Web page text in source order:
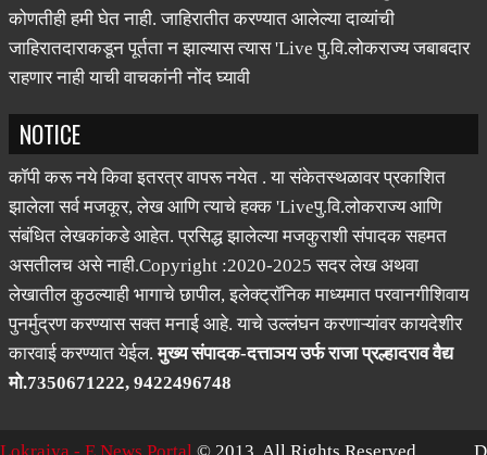
कोणतीही हमी घेत नाही. जाहिरातीत करण्यात आलेल्या दाव्यांची
जाहिरातदाराकडून पूर्तता न झाल्यास त्यास 'Live पु.वि.लोकराज्य जबाबदार
राहणार नाही याची वाचकांनी नोंद घ्यावी
NOTICE
कॉपी करू नये किवा इतरत्र वापरू नयेत . या संकेतस्थळावर प्रकाशित
झालेला सर्व मजकूर, लेख आणि त्याचे हक्क 'Liveपु.वि.लोकराज्य आणि
संबंधित लेखकांकडे आहेत. प्रसिद्ध झालेल्या मजकुराशी संपादक सहमत
असतीलच असे नाही.Copyright :2020-2025 सदर लेख अथवा
लेखातील कुठल्याही भागाचे छापील, इलेक्ट्रॉनिक माध्यमात परवानगीशिवाय
पुनर्मुद्रण करण्यास सक्त मनाई आहे. याचे उल्लंघन करणाऱ्यांवर कायदेशीर
कारवाई करण्यात येईल.मुख्य संपादक-दत्ताञय उर्फ राजा प्रल्हादराव वैद्य
मो.7350671222, 9422496748
Lokrajya - E News Portal © 2013. All Rights Reserved. D